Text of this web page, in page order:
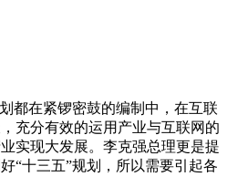
都在紧锣密鼓的编制中，在互联
充分有效的运用产业与互联网的
实现大发展。李克强总理更是提
“十三五”规划，所以需要引起各